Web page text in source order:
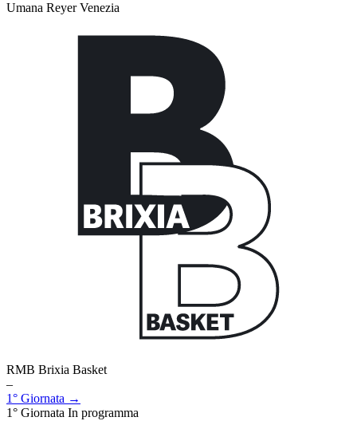
Umana Reyer Venezia
RMB Brixia Basket
–
1° Giornata →
1° Giornata In programma